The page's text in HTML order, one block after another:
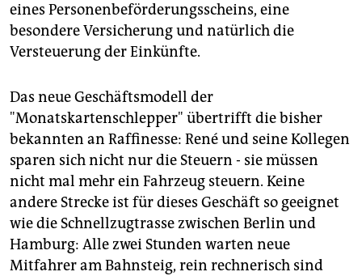
eines Personenbeförderungsscheins, eine
besondere Versicherung und natürlich die
Versteuerung der Einkünfte.
Das neue Geschäftsmodell der
"Monatskartenschlepper" übertrifft die bisher
bekannten an Raffinesse: René und seine Kollegen
sparen sich nicht nur die Steuern - sie müssen
nicht mal mehr ein Fahrzeug steuern. Keine
andere Strecke ist für dieses Geschäft so geeignet
wie die Schnellzugtrasse zwischen Berlin und
Hamburg: Alle zwei Stunden warten neue
Mitfahrer am Bahnsteig, rein rechnerisch sind